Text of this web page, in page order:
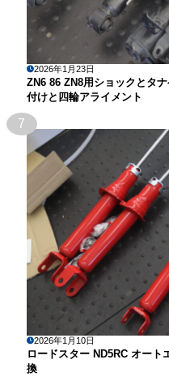
2026年1月23日
ZN6 86 ZN8用ショックとタ
付けと四輪アライメント
7
2026年1月10日
ロードスター ND5RC オート
換